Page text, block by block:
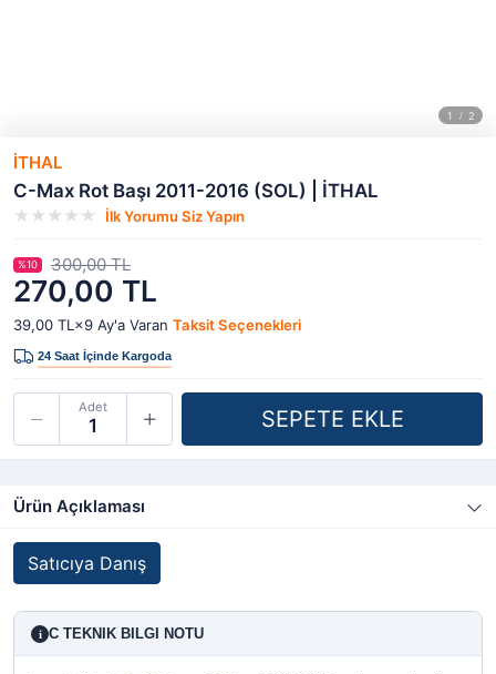
İTHAL
C-Max Rot Başı 2011-2016 (SOL) | İTHAL
İlk Yorumu Siz Yapın
270,00 TL
%10 300,00 TL
39,00 TL×9 Ay'a Varan Taksit Seçenekleri
Adet
Ürün Açıklaması
Satıcıya Danış
i C TEKNIK BILGI NOTU